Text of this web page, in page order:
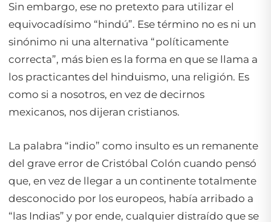
Sin embargo, ese no pretexto para utilizar el
equivocadísimo “hindú”. Ese término no es ni un
sinónimo ni una alternativa “políticamente
correcta”, más bien es la forma en que se llama a
los practicantes del hinduismo, una religión. Es
como si a nosotros, en vez de decirnos
mexicanos, nos dijeran cristianos.
La palabra “indio” como insulto es un remanente
del grave error de Cristóbal Colón cuando pensó
que, en vez de llegar a un continente totalmente
desconocido por los europeos, había arribado a
“las Indias” y por ende, cualquier distraído que se